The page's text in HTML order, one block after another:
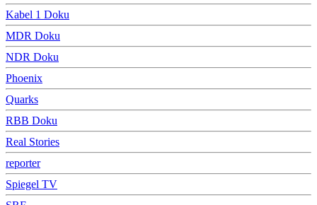
Kabel 1 Doku
MDR Doku
NDR Doku
Phoenix
Quarks
RBB Doku
Real Stories
reporter
Spiegel TV